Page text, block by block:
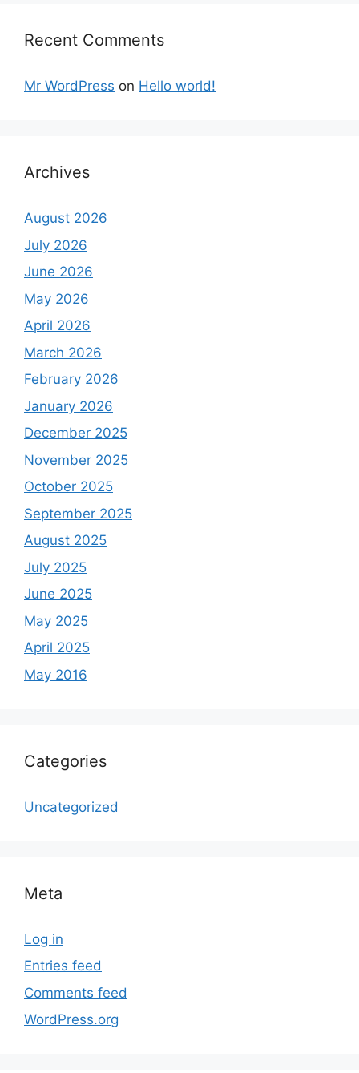
Recent Comments
Mr WordPress on Hello world!
Archives
August 2026
July 2026
June 2026
May 2026
April 2026
March 2026
February 2026
January 2026
December 2025
November 2025
October 2025
September 2025
August 2025
July 2025
June 2025
May 2025
April 2025
May 2016
Categories
Uncategorized
Meta
Log in
Entries feed
Comments feed
WordPress.org